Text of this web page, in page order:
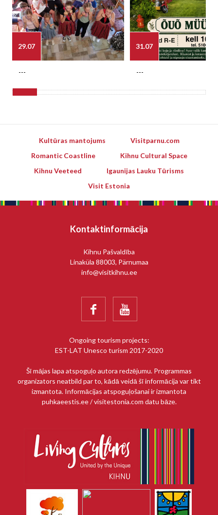
29.07
---
31.07
---
Kultūras mantojums
Visitparnu.com
Romantic Coastline
Kihnu Cultural Space
Kihnu Veeteed
Igaunijas Lauku Tūrisms
Visit Estonia
Kontaktinformācija
Kihnu Pašvaldība
Linaküla 88003, Pärnumaa
info@visitkihnu.ee
 
Ongoing tourism projects:
EST-LAT Unesco turism 2017-2020
Šī mājas lapa atspoguļo autora redzējumu. Programmas
organizators neatbild par to, kādā veidā šī informācija var tikt
izmantota. Informācijas atspoguļošanai ir izmantota
puhkaeestis.ee / visitestonia.com datu bāze.